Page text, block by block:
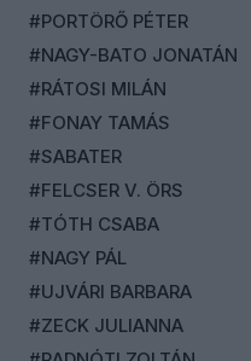
#PORTÖRŐ PÉTER
#NAGY-BATO JONATÁN
#RÁTOSI MILÁN
#FONAY TAMÁS
#SABATER
#FELCSER V. ÖRS
#TÓTH CSABA
#NAGY PÁL
#UJVÁRI BARBARA
#ZECK JULIANNA